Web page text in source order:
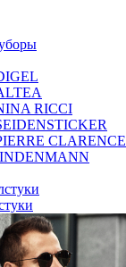
RICCI
CLARENCE